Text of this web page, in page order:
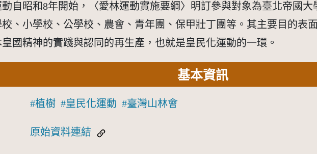
自昭和8年開始，〈愛林運動實施要綱〉明訂參與對象為臺北帝國
、小學校、公學校、農會、青年團、保甲壯丁團等。其主要目的表
國精神的實踐與認同的再生產，也就是皇民化運動的一環。
基本資訊
植樹 皇民化運動 臺灣山林會
原始資料連結